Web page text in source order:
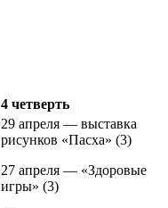
4 четверть
29 апреля — выставка
рисунков «Пасха» (3)
27 апреля — «Здоровые
игры» (3)